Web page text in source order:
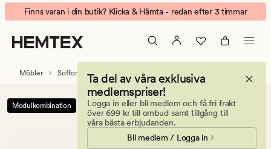
Isa
modulsoffa
delar
ände
natur
Animerad
banner.
Klicka
på
att
pausa.
Finns varan i din butik? Klicka & Hämta - redan efter 3 timmar
Ta del av våra exklusiva
medlemspriser!
Logga in eller bli medlem och få fri frakt
över 699 kr till ombud samt tillgång till
våra bästa erbjudanden.
Bli medlem / Logga in
Möbler Soffor Modulsoffor Modulsoffa Isa
Modulkombination